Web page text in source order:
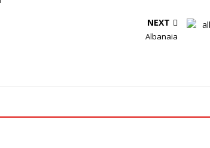
NEXT
Albanaia